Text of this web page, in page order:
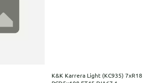
K&K Karrera Light (КС935) 7xR18